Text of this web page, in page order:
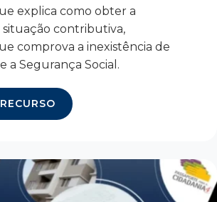
explica como obter a
situação contributiva,
comprova a inexistência de
a Segurança Social.